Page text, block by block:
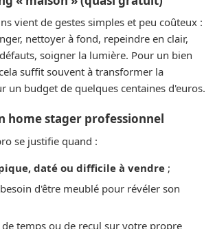
vient de gestes simples et peu coûteux :
nettoyer à fond, repeindre en clair,
soigner la lumière. Pour un bien
suffit souvent à transformer la
un budget de quelques centaines d'euros.
home stager professionnel
se justifie quand :
daté ou difficile à vendre;
d'être meublé pour révéler son
temps ou de recul sur votre propre